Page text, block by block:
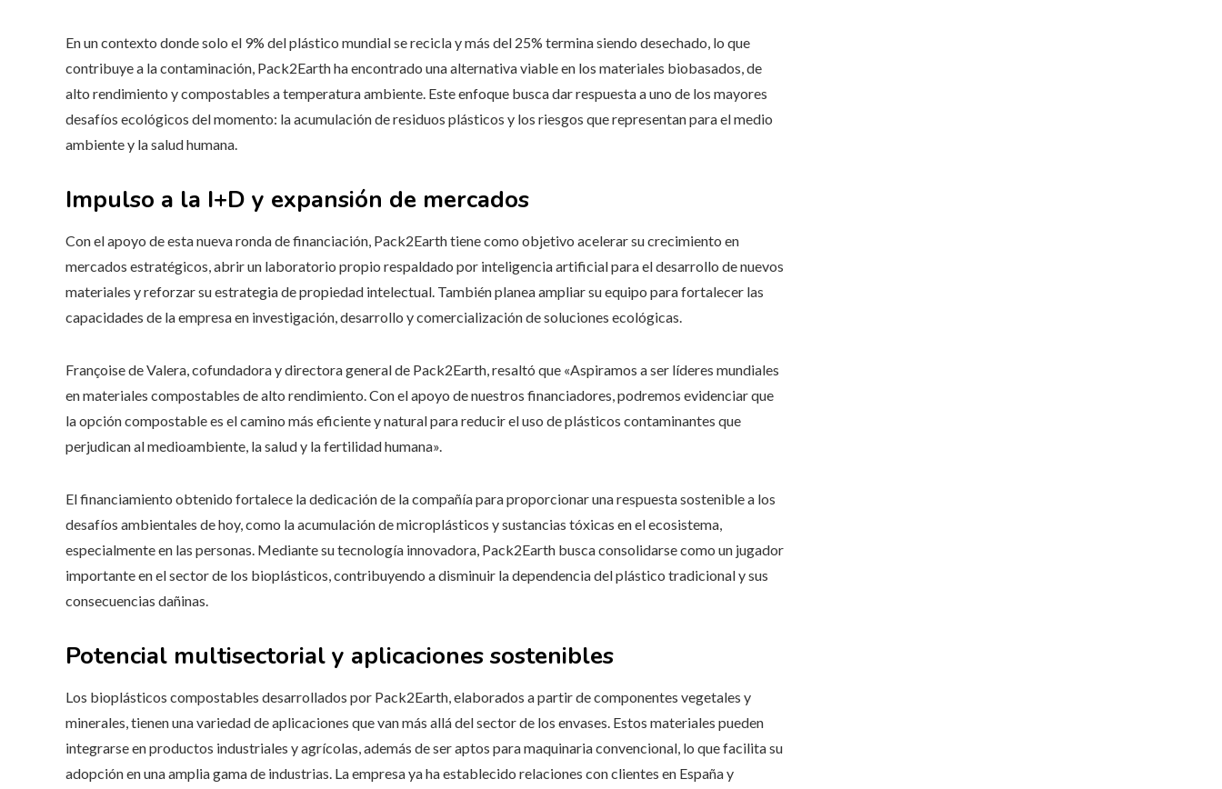
En un contexto donde solo el 9% del plástico mundial se recicla y más del 25% termina siendo desechado, lo que
contribuye a la contaminación, Pack2Earth ha encontrado una alternativa viable en los materiales biobasados, de
alto rendimiento y compostables a temperatura ambiente. Este enfoque busca dar respuesta a uno de los mayores
desafíos ecológicos del momento: la acumulación de residuos plásticos y los riesgos que representan para el medio
ambiente y la salud humana.
Impulso a la I+D y expansión de mercados
Con el apoyo de esta nueva ronda de financiación, Pack2Earth tiene como objetivo acelerar su crecimiento en
mercados estratégicos, abrir un laboratorio propio respaldado por inteligencia artificial para el desarrollo de nuevos
materiales y reforzar su estrategia de propiedad intelectual. También planea ampliar su equipo para fortalecer las
capacidades de la empresa en investigación, desarrollo y comercialización de soluciones ecológicas.
Françoise de Valera, cofundadora y directora general de Pack2Earth, resaltó que «Aspiramos a ser líderes mundiales
en materiales compostables de alto rendimiento. Con el apoyo de nuestros financiadores, podremos evidenciar que
la opción compostable es el camino más eficiente y natural para reducir el uso de plásticos contaminantes que
perjudican al medioambiente, la salud y la fertilidad humana».
El financiamiento obtenido fortalece la dedicación de la compañía para proporcionar una respuesta sostenible a los
desafíos ambientales de hoy, como la acumulación de microplásticos y sustancias tóxicas en el ecosistema,
especialmente en las personas. Mediante su tecnología innovadora, Pack2Earth busca consolidarse como un jugador
importante en el sector de los bioplásticos, contribuyendo a disminuir la dependencia del plástico tradicional y sus
consecuencias dañinas.
Potencial multisectorial y aplicaciones sostenibles
Los bioplásticos compostables desarrollados por Pack2Earth, elaborados a partir de componentes vegetales y
minerales, tienen una variedad de aplicaciones que van más allá del sector de los envases. Estos materiales pueden
integrarse en productos industriales y agrícolas, además de ser aptos para maquinaria convencional, lo que facilita su
adopción en una amplia gama de industrias. La empresa ya ha establecido relaciones con clientes en España y